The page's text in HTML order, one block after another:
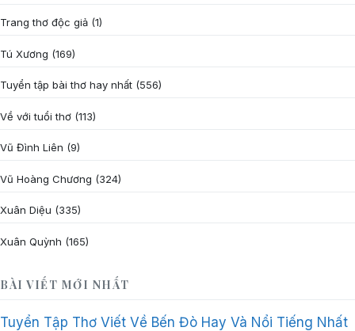
Trang thơ độc giả (1)
Tú Xương (169)
Tuyển tập bài thơ hay nhất (556)
Về với tuổi thơ (113)
Vũ Đình Liên (9)
Vũ Hoàng Chương (324)
Xuân Diệu (335)
Xuân Quỳnh (165)
BÀI VIẾT MỚI NHẤT
Tuyển Tập Thơ Viết Về Bến Đò Hay Và Nổi Tiếng Nhất